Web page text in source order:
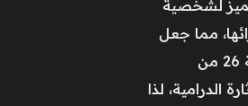
لشخصية
مما جعل
العمل أحد العلامات الفارقة في دراما التاريخ التركي المعاصر.وفي الختام، قدمنا لكم عبر فلسطينيو 48 ملخصًا شاملًا حول الحلقة 26 من
الدرامية، لذا